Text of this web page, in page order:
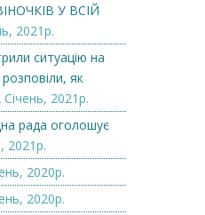
У ВСІЙ
2021р.
ситуацію на
як
Січень, 2021р.
рада оголошує
2021р.
2020р.
2020р.